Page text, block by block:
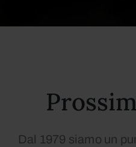
Dal 1979 siamo un